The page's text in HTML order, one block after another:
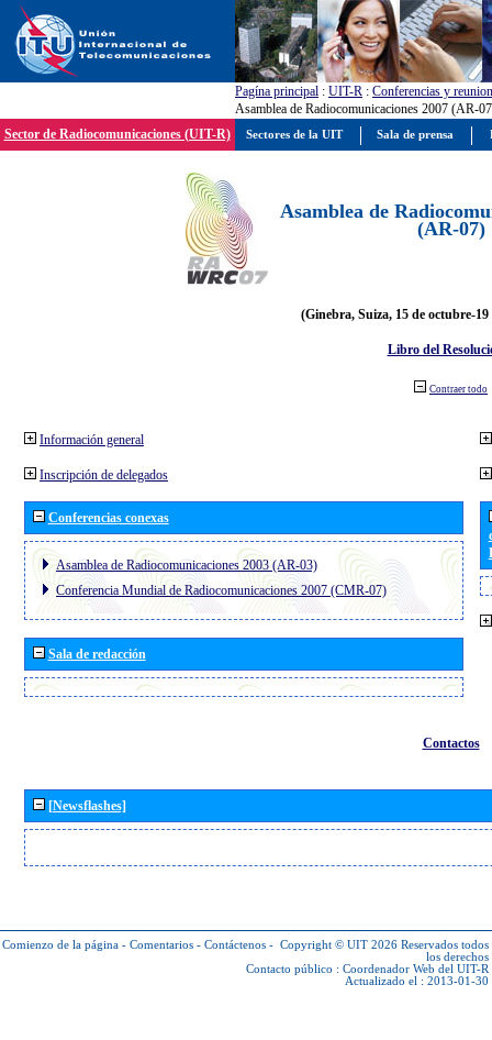
Pagína principal : UIT-R : Conferencias y
Asamblea de Radiocomunicaciones 2007 (AR-
Sector de Radiocomunicaciones (UIT-R)
Asamblea de
(AR-07)
(Ginebra, Suiza, 15 de octubre-19
Libro del
Contraer todo
Información general
Inscripción de delegados
Conferencias conexas
Asamblea de Radiocomunicaciones 2003 (AR-03)
Conferencia Mundial de Radiocomunicaciones 2007 (CMR-07)
Sala de redacción
Contactos
[Newsflashes]
Comienzo de la página - Comentarios - Contáctenos - Copyright © UIT 2026 Reservados todos
los derechos
Contacto público : Coordenador Web del UIT-R
Actualizado el : 2013-01-30
Sectores de la UIT Sala de prensa